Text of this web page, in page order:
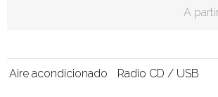
A
Aire acondicionado Radio CD / USB